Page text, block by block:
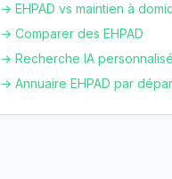
→ EHPAD vs maintien à
→ Comparer des EHPAD
→ Recherche IA
→ Annuaire EHPAD par